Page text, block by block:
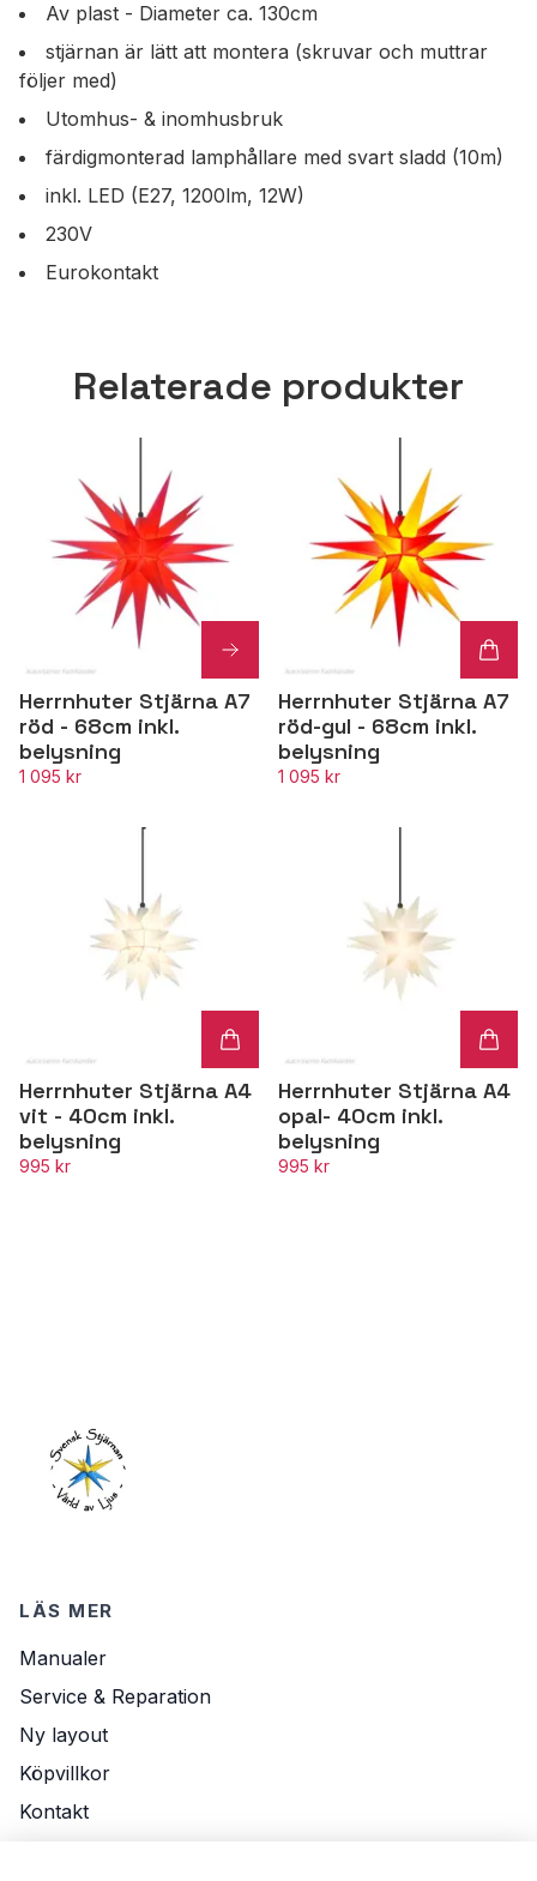
Av plast - Diameter ca. 130cm
stjärnan är lätt att montera (skruvar och muttrar
följer med)
Utomhus- & inomhusbruk
färdigmonterad lamphållare med svart sladd (10m)
inkl. LED (E27, 1200lm, 12W)
230V
Eurokontakt
Relaterade produkter
Herrnhuter Stjärna A7
röd - 68cm inkl.
belysning
1 095 kr
Herrnhuter Stjärna A7
röd-gul - 68cm inkl.
belysning
1 095 kr
Herrnhuter Stjärna A4
vit - 40cm inkl.
belysning
995 kr
Herrnhuter Stjärna A4
opal- 40cm inkl.
belysning
995 kr
LÄS MER
Manualer
Service & Reparation
Ny layout
Köpvillkor
Kontakt